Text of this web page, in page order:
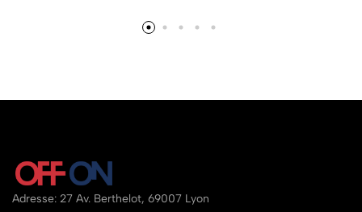
Adresse: 27 Av. Berthelot, 69007 Lyon